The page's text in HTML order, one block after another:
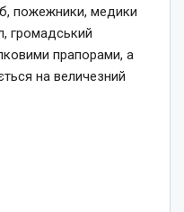
пожежники, медики
громадський
прапорами, а
на величезний